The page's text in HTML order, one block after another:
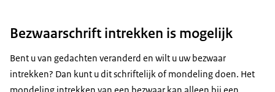
Bezwaarschrift intrekken is mogelijk
Bent u van gedachten veranderd en wilt u uw bezwaar
intrekken? Dan kunt u dit schriftelijk of mondeling doen. Het